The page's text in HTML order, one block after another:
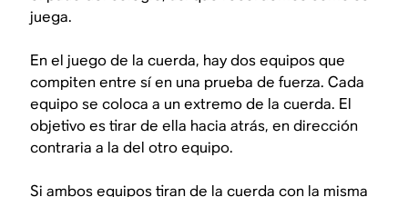
juega.
En el juego de la cuerda, hay dos equipos que
compiten entre sí en una prueba de fuerza. Cada
equipo se coloca a un extremo de la cuerda. El
objetivo es tirar de ella hacia atrás, en dirección
contraria a la del otro equipo.
Si ambos equipos tiran de la cuerda con la misma